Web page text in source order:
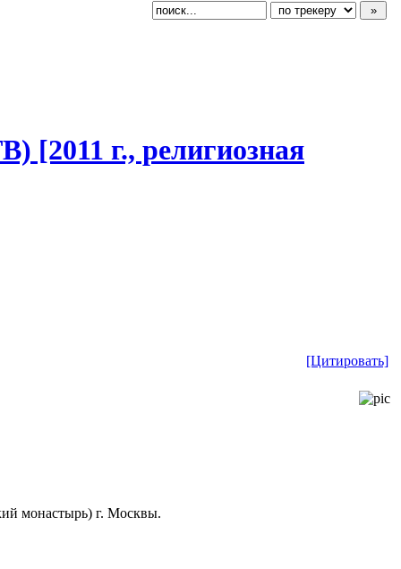
[2011 г., религиозная
[Цитировать]
монастырь) г. Москвы.